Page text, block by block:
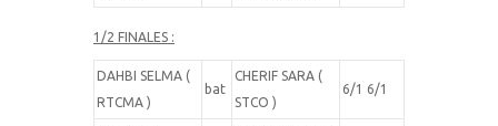
1/2 FINALES :
DAHBI SELMA (
RTCMA )
bat
CHERIF SARA (
STCO )
6/1 6/1